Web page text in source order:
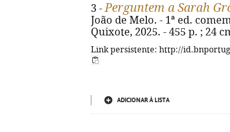
3 -Perguntem a Sarah
João de Melo. - 1ª ed.
Quixote, 2025. - 455 p. ; 24
Link persistente: http://
ADICIONAR À LISTA